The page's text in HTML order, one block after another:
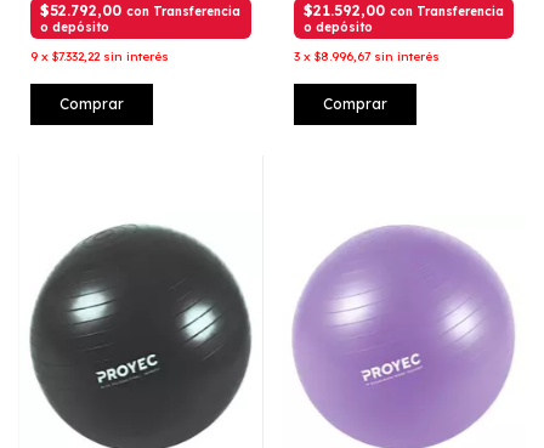
$52.792,00 con Transferencia
o depósito
9 x $7.332,22 sin interés
Comprar
$21.592,00 con Transferencia
o depósito
3 x $8.996,67 sin interés
Comprar